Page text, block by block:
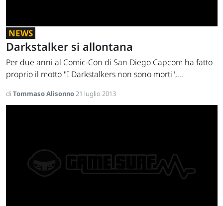
NEWS
Darkstalker si allontana
Per due anni al Comic-Con di San Diego Capcom ha fatto
proprio il motto "I Darkstalkers non sono morti",...
di Tommaso Alisonno21 luglio 2013